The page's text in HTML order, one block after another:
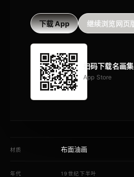
下载 App 继续浏览网页
扫码下载名画
App Store
材质 布面油画
年代 19世纪下半叶